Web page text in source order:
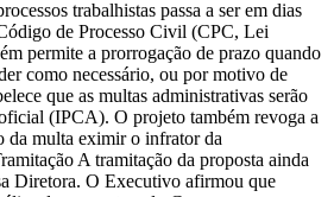
trabalhistas passa a ser em dias
de Processo Civil (CPC, Lei
permite a prorrogação de prazo quando
como necessário, ou por motivo de
que as multas administrativas serão
(IPCA). O projeto também revoga a
da multa eximir o infrator da
A tramitação da proposta ainda
Diretora. O Executivo afirmou que